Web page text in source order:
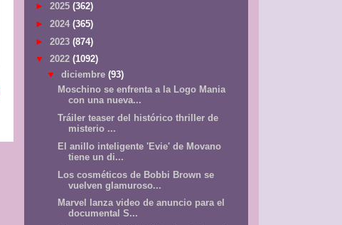
► 2025 (362)
► 2024 (365)
► 2023 (874)
▼ 2022 (1092)
▼ diciembre (93)
Moschino se enfrenta a la Logo Mania
con una nueva...
Tráiler teaser del histórico thriller de
misterio ...
El anillo inteligente 'Evie' de Movano
tiene un di...
Los cosméticos de Bobbi Brown se
vuelven glamuroso...
Marvel lanza video de anuncio para el
documental S...